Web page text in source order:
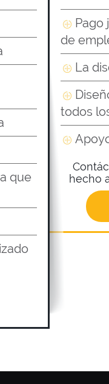
que
Pago
de
La
todos
hecho